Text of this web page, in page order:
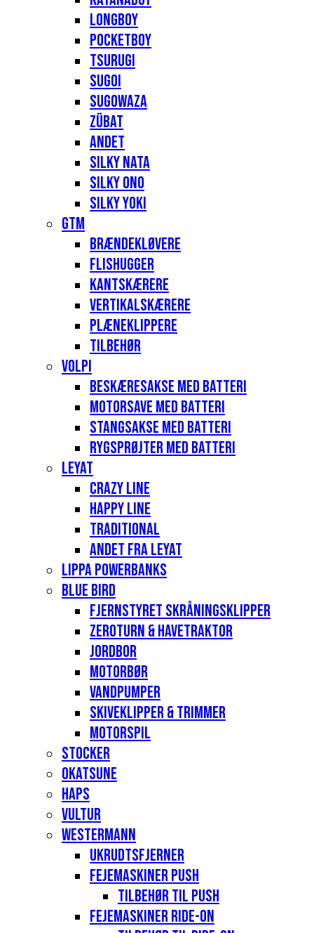
Longboy
Pocketboy
Tsurugi
Sugoi
Sugowaza
Zübat
Andet
Silky Nata
Silky Ono
Silky Yoki
GTM
Brændekløvere
Flishugger
Kantskærere
Vertikalskærere
Plæneklippere
Tilbehør
Volpi
Beskæresakse med batteri
Motorsave med batteri
Stangsakse med batteri
Rygsprøjter med batteri
Leyat
Crazy Line
Happy Line
Traditional
Andet fra Leyat
Lippa Powerbanks
Blue Bird
Fjernstyret skråningsklipper
Zeroturn & havetraktor
Jordbor
Motorbør
Vandpumper
Skiveklipper & Trimmer
Motorspil
Stocker
Okatsune
Haps
Vultur
Westermann
Ukrudtsfjerner
Fejemaskiner Push
Tilbehør til push
Fejemaskiner Ride-on